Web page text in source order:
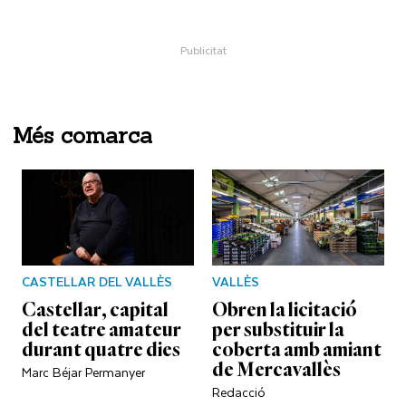
Més comarca
CASTELLAR DEL VALLÈS
Castellar, capital
del teatre amateur
durant quatre dies
Marc Béjar Permanyer
VALLÈS
Obren la licitació
per substituir la
coberta amb amiant
de Mercavallès
Redacció